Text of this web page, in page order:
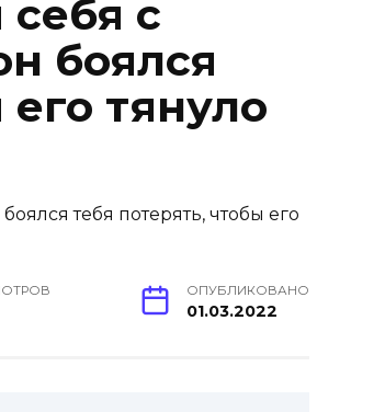
с
боялся
тянуло
ОПУБЛИКОВАНО
01.03.2022